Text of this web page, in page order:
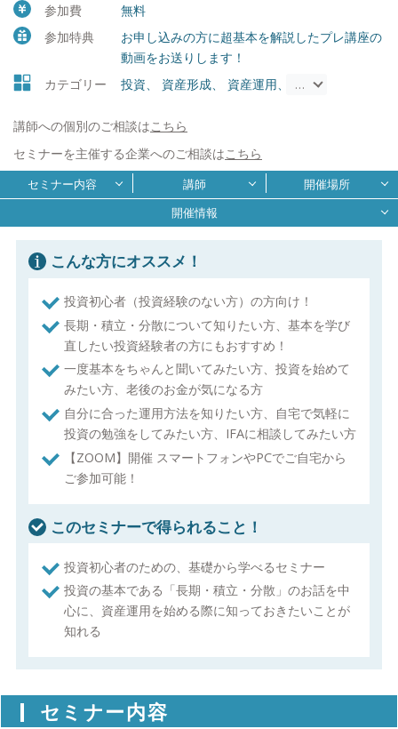
参加費
無料
参加特典
お申し込みの方に超基本を解説したプレ講座の
動画をお送りします！
カテゴリー
投資、 資産形成、 資産運用、 投資信託・ETF、
…
講師への個別のご相談はこちら
セミナーを主催する企業へのご相談はこちら
セミナー内容 講師
開催場所
開催情報
こんな方にオススメ！
投資初心者（投資経験のない方）の方向け！
長期・積立・分散について知りたい方、基本を学び
直したい投資経験者の方にもおすすめ！
一度基本をちゃんと聞いてみたい方、投資を始めて
みたい方、老後のお金が気になる方
自分に合った運用方法を知りたい方、自宅で気軽に
投資の勉強をしてみたい方、IFAに相談してみたい方
【ZOOM】開催 スマートフォンやPCでご自宅から
ご参加可能！
このセミナーで得られること！
投資初心者のための、基礎から学べるセミナー
投資の基本である「長期・積立・分散」のお話を中
心に、資産運用を始める際に知っておきたいことが
知れる
セミナー内容